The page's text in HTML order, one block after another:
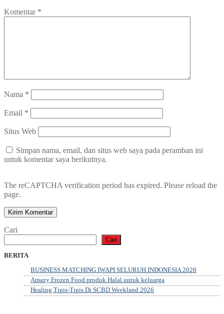
Komentar *
Nama *
Email *
Situs Web
Simpan nama, email, dan situs web saya pada peramban ini
untuk komentar saya berikutnya.
The reCAPTCHA verification period has expired. Please reload the
page.
Cari
Cari
BERITA
BUSINESS MATCHING IWAPI SELURUH INDONESIA 2026
Amazy Frozen Food produk Halal untuk keluarga
Healing Tipis-Tipis Di SCBD Weekland 2026